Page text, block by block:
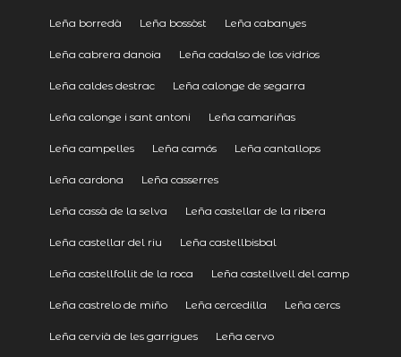
Leña borredà Leña bossòst Leña cabanyes
Leña cabrera danoia Leña cadalso de los vidrios
Leña caldes destrac Leña calonge de segarra
Leña calonge i sant antoni Leña camariñas
Leña campelles Leña camós Leña cantallops
Leña cardona Leña casserres
Leña cassà de la selva Leña castellar de la ribera
Leña castellar del riu Leña castellbisbal
Leña castellfollit de la roca Leña castellvell del camp
Leña castrelo de miño Leña cercedilla Leña cercs
Leña cervià de les garrigues Leña cervo